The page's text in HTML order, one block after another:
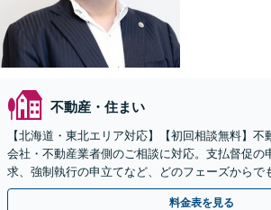
不動産・住まい
【北海道・東北エリア対応】【初回相談無料】不
会社・不動産業者側のご相談に対応。支払督促の
求、強制執行の申立てなど、どのフェーズからで
他士業ともワンストップで対応可能【休日・夜間
料金表を見る